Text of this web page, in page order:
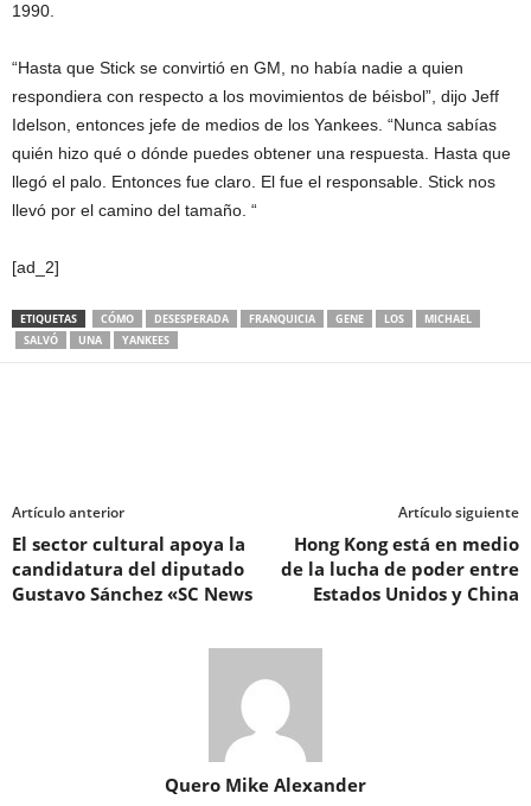
1990.
“Hasta que Stick se convirtió en GM, no había nadie a quien
respondiera con respecto a los movimientos de béisbol”, dijo Jeff
Idelson, entonces jefe de medios de los Yankees. “Nunca sabías
quién hizo qué o dónde puedes obtener una respuesta. Hasta que
llegó el palo. Entonces fue claro. El fue el responsable. Stick nos
llevó por el camino del tamaño. “
[ad_2]
ETIQUETAS CÓMO DESESPERADA FRANQUICIA GENE LOS
MICHAEL
SALVÓ
UNA YANKEES
Artículo anterior
El sector cultural apoya la
candidatura del diputado
Gustavo Sánchez «SC News
Artículo siguiente
Hong Kong está en medio
de la lucha de poder entre
Estados Unidos y China
Quero Mike Alexander